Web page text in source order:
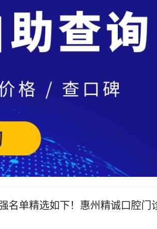
名单精选如下！惠州精诚口腔门